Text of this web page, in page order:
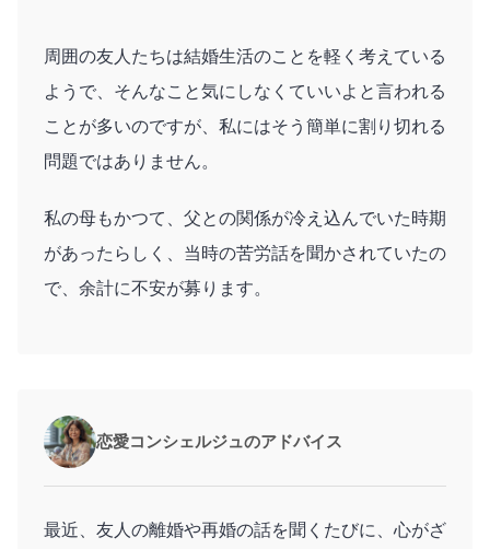
周囲の友人たちは結婚生活のことを軽く考えている
ようで、そんなこと気にしなくていいよと言われる
ことが多いのですが、私にはそう簡単に割り切れる
問題ではありません。
私の母もかつて、父との関係が冷え込んでいた時期
があったらしく、当時の苦労話を聞かされていたの
で、余計に不安が募ります。
恋愛コンシェルジュのアドバイス
最近、友人の離婚や再婚の話を聞くたびに、心がざ